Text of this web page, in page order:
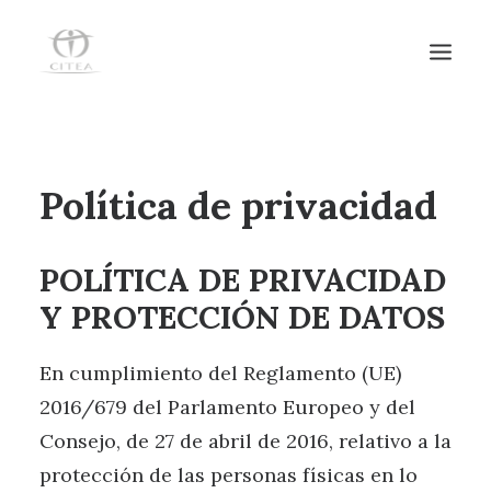
SERVICIOS
NOTICIAS
CENTRO DE DÍA
CONTACTO
Política de privacidad
POLÍTICA DE PRIVACIDAD
Y PROTECCIÓN DE DATOS
En cumplimiento del Reglamento (UE)
2016/679 del Parlamento Europeo y del
Consejo, de 27 de abril de 2016, relativo a la
protección de las personas físicas en lo